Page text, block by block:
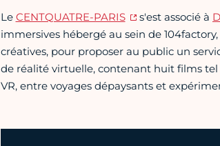
Le CENTQUATRE-PARIS s'est associé à
immersives hébergé au sein de
créatives, pour proposer au public un
de réalité virtuelle, contenant huit films
VR, entre voyages dépaysants et